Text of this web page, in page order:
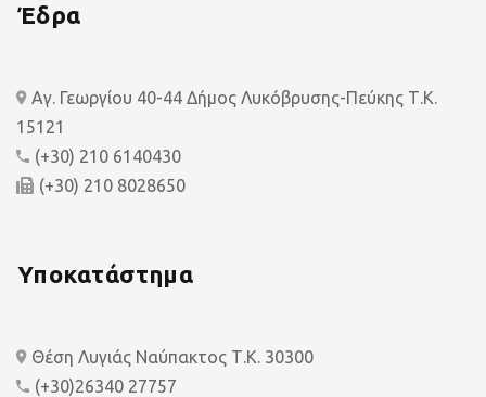
Έδρα
Αγ. Γεωργίου 40-44 Δήμος Λυκόβρυσης-Πεύκης Τ.Κ.
15121
(+30) 210 6140430
(+30) 210 8028650
Υποκατάστημα
Θέση Λυγιάς Ναύπακτος Τ.Κ. 30300
(+30)26340 27757